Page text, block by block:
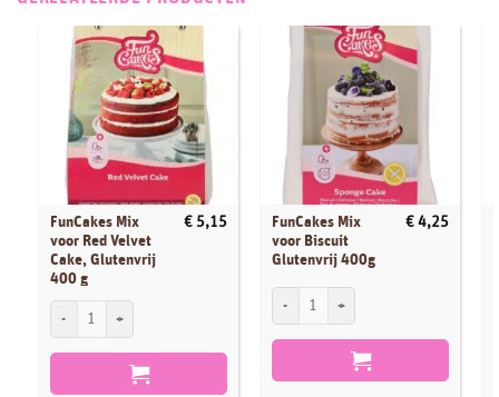
FunCakes Mix
voor Red Velvet
Cake, Glutenvrij
400 g
€ 5,15
FunCakes Mix voor Red Velvet Cake, Glutenvrij 400 g aantal
FunCakes Mix
voor Biscuit
Glutenvrij 400g
€ 4,25
FunCakes Mix voor Biscuit Glutenvrij